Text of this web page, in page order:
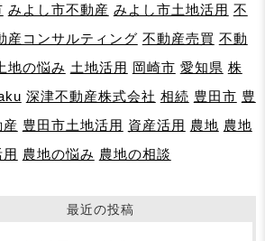
みよし市不動産 みよし市土地活用 不
産コンサルティング 不動産売買 不動
地の悩み 土地活用 岡崎市 愛知県 株
深津不動産株式会社 相続 豊田市 豊
豊田市土地活用 資産活用 農地 農地
農地の悩み 農地の相談
最近の投稿